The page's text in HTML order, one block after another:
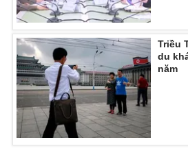
Ðiện thoại Thời báo VTV:024.66 897
Email:toasoan@vtv.vn
Liên hệ quảng cáo:024-7300.7108
Triều
du
năm